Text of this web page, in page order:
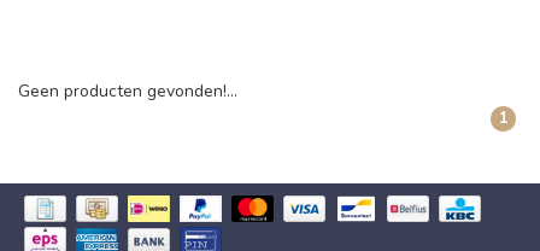
Geen producten gevonden!...
1